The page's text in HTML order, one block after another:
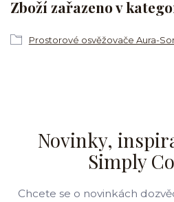
Zboží zařazeno v
Prostorové osvěžovače Aura-
Novinky,
Simply
Chcete se o novinkách